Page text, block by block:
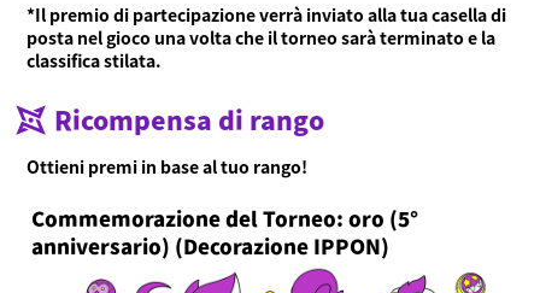
Cos'è Ninjala?
Modalità di gioco
Gomma Ninja
Arene
Notizie
Video
*Il premio di partecipazione verrà inviato alla tua casella di
posta nel gioco una volta che il torneo sarà terminato e la
classifica stilata.
Ricompensa di rango
Ottieni premi in base al tuo rango!
Commemorazione del Torneo: oro (5°
anniversario) (Decorazione IPPON)